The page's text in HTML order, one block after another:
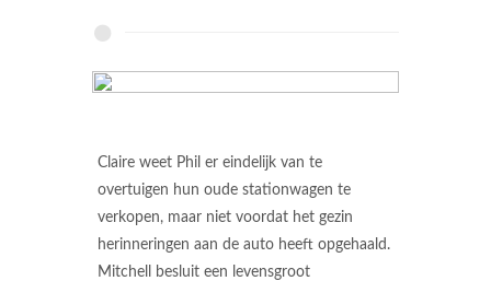
Claire weet Phil er eindelijk van te
overtuigen hun oude stationwagen te
verkopen, maar niet voordat het gezin
herinneringen aan de auto heeft opgehaald.
Mitchell besluit een levensgroot